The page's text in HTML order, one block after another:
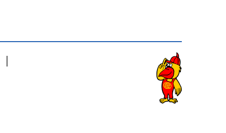
|